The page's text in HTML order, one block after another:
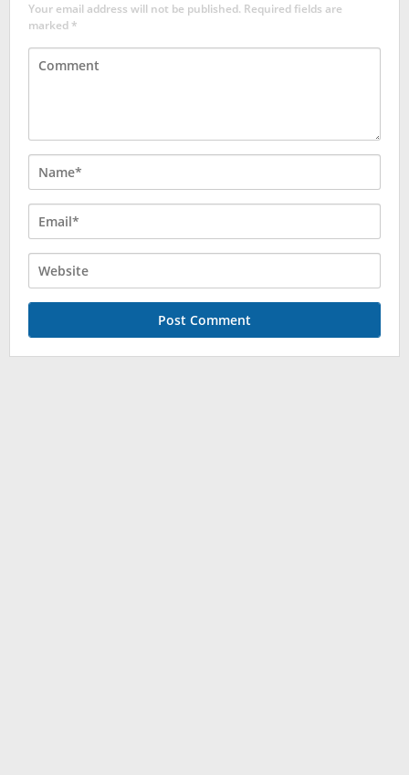
Your email address will not be published. Required fields are
marked*